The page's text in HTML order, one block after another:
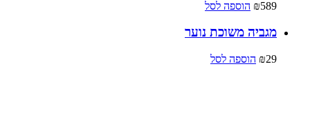
₪589 הוספה לסל
מגביה משוכת נוער
₪29 הוספה לסל